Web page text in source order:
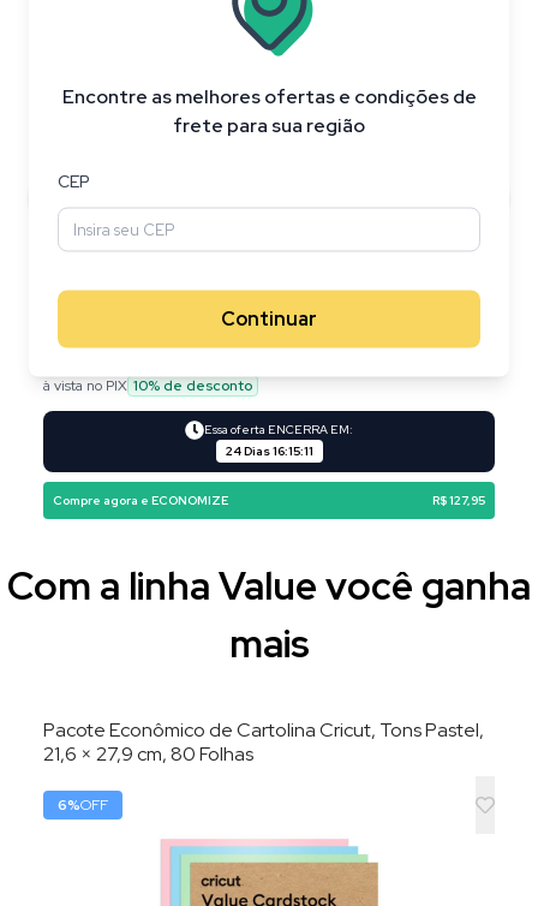
Encontre as melhores ofertas e condições de
frete para sua região
CEP
Continuar
R$ 626,95
à vista no PIX 10% de desconto
Essa oferta ENCERRA EM:
24 Dias 16:15:10
Compre agora e ECONOMIZE R$ 127,95
Com a linha Value você ganha
mais
Pacote Econômico de Cartolina Cricut, Tons Pastel,
21,6 × 27,9 cm, 80 Folhas
6%OFF